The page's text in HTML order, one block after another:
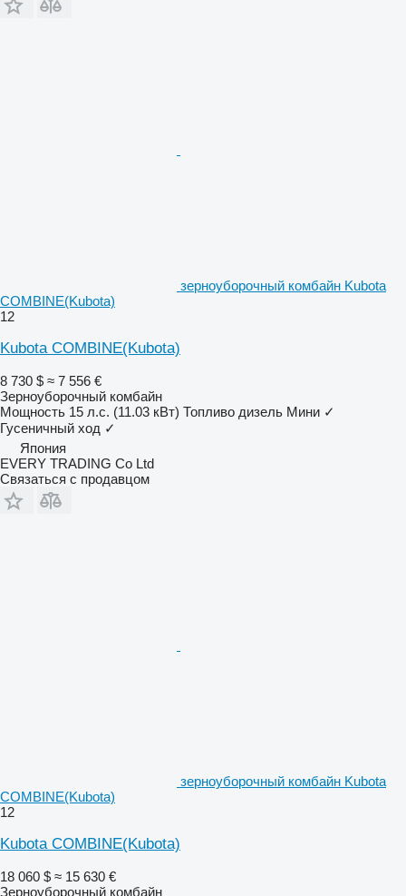
зерноуборочный комбайн Kubota
COMBINE(Kubota)
12
Kubota COMBINE(Kubota)
8 730 $ ≈ 7 556 €
Зерноуборочный комбайн
Мощность 15 л.с. (11.03 кВт) Топливо дизель Мини ✓
Гусеничный ход ✓
Япония
EVERY TRADING Co Ltd
Связаться с продавцом
зерноуборочный комбайн Kubota
COMBINE(Kubota)
12
Kubota COMBINE(Kubota)
18 060 $ ≈ 15 630 €
Зерноуборочный комбайн